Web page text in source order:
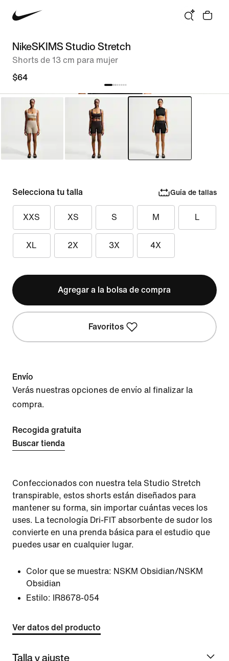
NikeSKIMS Studio Stretch
Shorts de 13 cm para mujer
$64
Selecciona tu talla Guía de tallas
XXS XS S M L
XL 2X 3X 4X
Agregar a la bolsa de compra
Favoritos
Envío
Verás nuestras opciones de envío al finalizar la
compra.
Recogida gratuita
Buscar tienda
Confeccionados con nuestra tela Studio Stretch
transpirable, estos shorts están diseñados para
mantener su forma, sin importar cuántas veces los
uses. La tecnología Dri-FIT absorbente de sudor los
convierte en una prenda básica para el estudio que
puedes usar en cualquier lugar.
Color que se muestra: NSKM Obsidian/NSKM
Obsidian
Estilo:
IR8678-054
Ver datos del producto
Talla y ajuste